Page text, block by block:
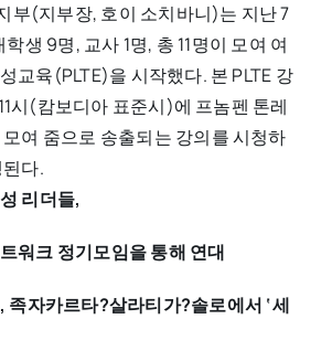
부(지부장, 호이 소치바니)는 지난 7
생 9명, 교사 1명, 총 11명이 모여 여
교육(PLTE)을 시작했다. 본 PLTE 강
시(캄보디아 표준시)에 프놈펜 톤레
여 줌으로 송출되는 강의를 시청하
다.
리더들,
워크 정기모임을 통해 연대
족자카르타?살라티가?솔로에서 ‘세